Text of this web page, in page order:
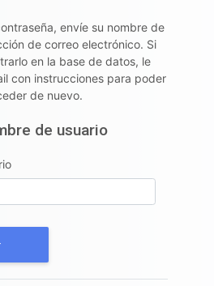
envíe su nombre de
de correo electrónico. Si
en la base de datos, le
con instrucciones para poder
de nuevo.
de usuario
de usuario